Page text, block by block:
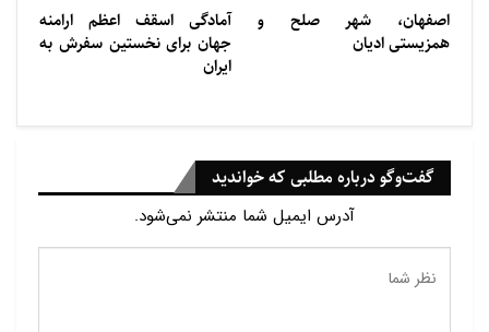
اصفهان، شهر صلح و
همزیستی ادیان
آمادگی اسقف اعظم ارامنه
جهان برای نخستین سفرش به
ایران
گفت‌وگو درباره مطلبی که خواندید
آدرس ایمیل شما منتشر نمی‌شود.